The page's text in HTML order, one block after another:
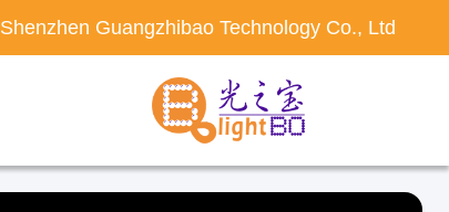
Shenzhen Guangzhibao Technology Co., Ltd.